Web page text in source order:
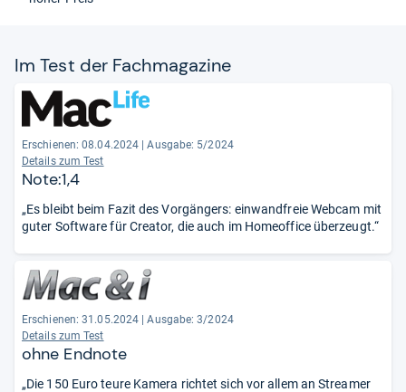
Im Test der Fach­ma­ga­zine
Erschienen: 08.04.2024
Ausgabe: 5/2024
Details zum Test
Note:1,4
„Es bleibt beim Fazit des Vorgängers: einwandfreie Webcam mit
guter Software für Creator, die auch im Homeoffice überzeugt.“
Erschienen: 31.05.2024
Ausgabe: 3/2024
Details zum Test
ohne Endnote
„Die 150 Euro teure Kamera richtet sich vor allem an Streamer